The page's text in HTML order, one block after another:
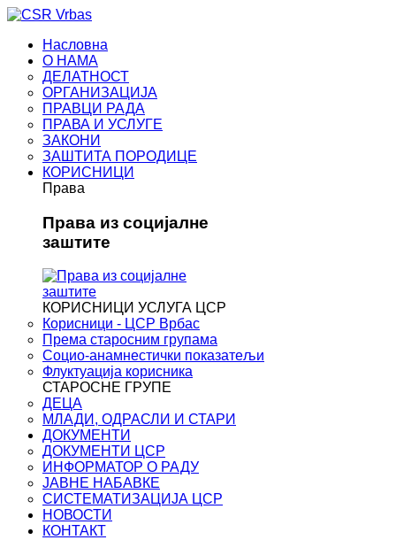
Насловна
О НАМА
ДЕЛАТНОСТ
ОРГАНИЗАЦИЈА
ПРАВЦИ РАДА
ПРАВА И УСЛУГЕ
ЗАКОНИ
ЗАШТИТА ПОРОДИЦЕ
КОРИСНИЦИ
Права
Права из социјалне
заштите
КОРИСНИЦИ УСЛУГА ЦСР
Корисници - ЦСР Врбас
Према старосним групама
Социо-анамнестички показатељи
Флуктуација корисника
СТАРОСНЕ ГРУПЕ
ДЕЦА
МЛАДИ, ОДРАСЛИ И СТАРИ
ДОКУМЕНТИ
ДОКУМЕНТИ ЦСР
ИНФОРМАТОР О РАДУ
ЈАВНЕ НАБАВКЕ
СИСТЕМАТИЗАЦИЈА ЦСР
НОВОСТИ
КОНТАКТ